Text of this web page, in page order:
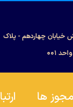
خیابان چهاردهم - پلاک
مجوز ها